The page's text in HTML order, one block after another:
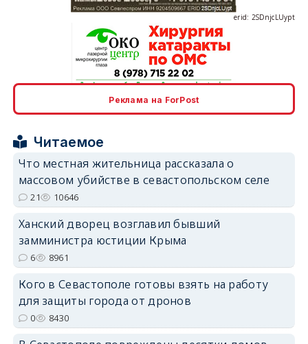
erid: 2SDnjdvhGXG
Реклама на ForPost
Читаемое
Что местная жительница рассказала о
массовом убийстве в севастопольском селе
21 10646
Ханский дворец возглавил бывший
замминистра юстиции Крыма
6 8961
Кого в Севастополе готовы взять на работу
для защиты города от дронов
0 8430